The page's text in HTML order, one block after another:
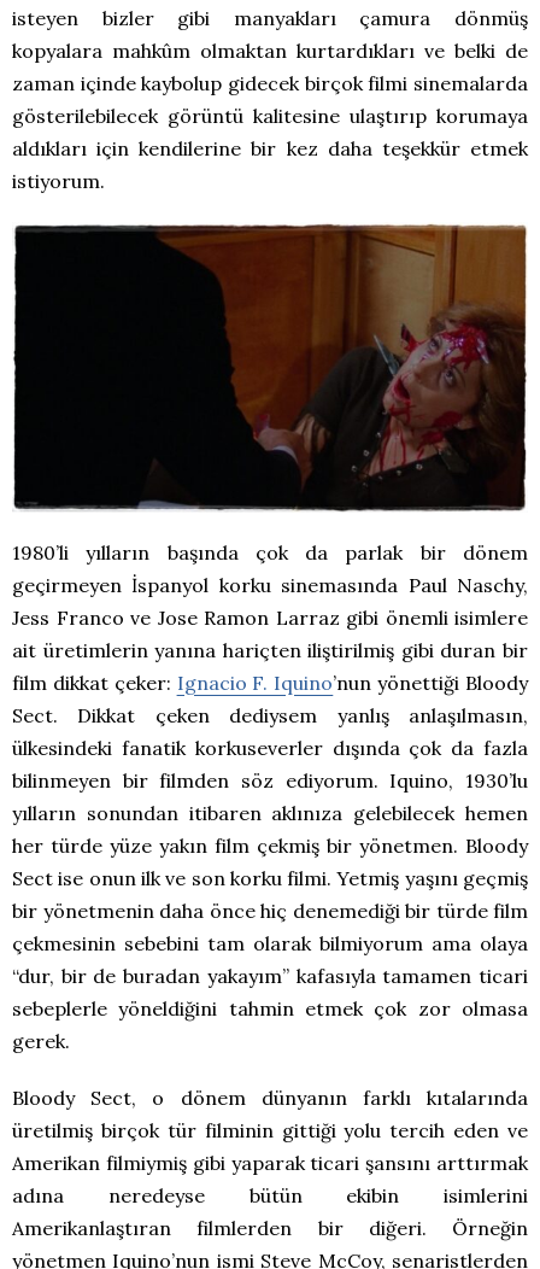
isteyen bizler gibi manyakları çamura dönmüş
kopyalara mahkûm olmaktan kurtardıkları ve belki de
zaman içinde kaybolup gidecek birçok filmi sinemalarda
gösterilebilecek görüntü kalitesine ulaştırıp korumaya
aldıkları için kendilerine bir kez daha teşekkür etmek
istiyorum.
1980’li yılların başında çok da parlak bir dönem
geçirmeyen İspanyol korku sinemasında Paul Naschy,
Jess Franco ve Jose Ramon Larraz gibi önemli isimlere
ait üretimlerin yanına hariçten iliştirilmiş gibi duran bir
film dikkat çeker: Ignacio F. Iquino’nun yönettiği Bloody
Sect. Dikkat çeken dediysem yanlış anlaşılmasın,
ülkesindeki fanatik korkuseverler dışında çok da fazla
bilinmeyen bir filmden söz ediyorum. Iquino, 1930’lu
yılların sonundan itibaren aklınıza gelebilecek hemen
her türde yüze yakın film çekmiş bir yönetmen. Bloody
Sect ise onun ilk ve son korku filmi. Yetmiş yaşını geçmiş
bir yönetmenin daha önce hiç denemediği bir türde film
çekmesinin sebebini tam olarak bilmiyorum ama olaya
“dur, bir de buradan yakayım” kafasıyla tamamen ticari
sebeplerle yöneldiğini tahmin etmek çok zor olmasa
gerek.
Bloody Sect, o dönem dünyanın farklı kıtalarında
üretilmiş birçok tür filminin gittiği yolu tercih eden ve
Amerikan filmiymiş gibi yaparak ticari şansını arttırmak
adına neredeyse bütün ekibin isimlerini
Amerikanlaştıran filmlerden bir diğeri. Örneğin
yönetmen Iquino’nun ismi Steve McCoy, senaristlerden